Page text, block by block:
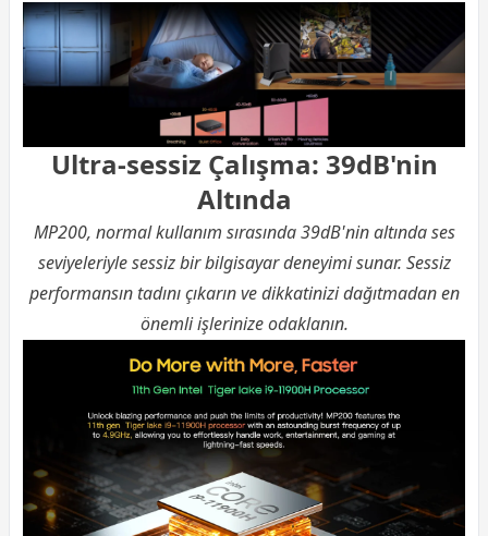
Ultra-sessiz Çalışma: 39dB'nin
Altında
MP200, normal kullanım sırasında 39dB'nin altında ses
seviyeleriyle sessiz bir bilgisayar deneyimi sunar. Sessiz
performansın tadını çıkarın ve dikkatinizi dağıtmadan en
önemli işlerinize odaklanın.